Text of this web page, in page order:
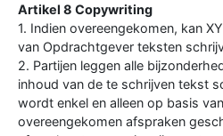
Artikel 8 Copywriting
1. Indien overeengekomen, kan
van Opdrachtgever teksten
2. Partijen leggen alle
inhoud van de te schrijven tekst
wordt enkel en alleen op basis
overeengekomen afspraken